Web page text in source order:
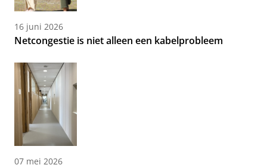
16 juni 2026
Netcongestie is niet alleen een kabelprobleem
07 mei 2026